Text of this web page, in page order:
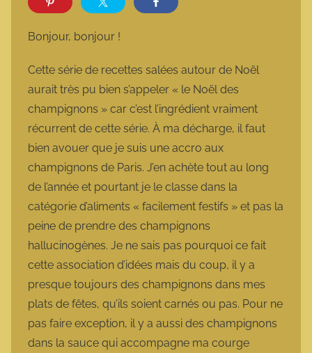
o
t
t
e
Bonjour, bonjour !
Cette série de recettes salées autour de Noël
aurait très pu bien s’appeler « le Noël des
champignons » car c’est l’ingrédient vraiment
récurrent de cette série. À ma décharge, il faut
bien avouer que je suis une accro aux
champignons de Paris. J’en achète tout au long
de l’année et pourtant je le classe dans la
catégorie d’aliments « facilement festifs » et pas la
peine de prendre des champignons
hallucinogènes. Je ne sais pas pourquoi ce fait
cette association d’idées mais du coup, il y a
presque toujours des champignons dans mes
plats de fêtes, qu’ils soient carnés ou pas. Pour ne
pas faire exception, il y a aussi des champignons
dans la sauce qui accompagne ma courge